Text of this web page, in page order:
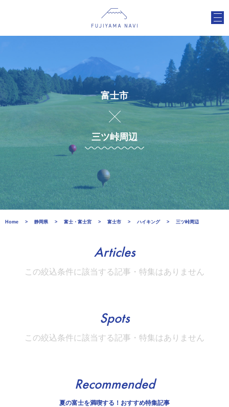
富士市
三ツ峠周辺
Home 静岡県 富士・富士宮 富士市 ハイキング 三ツ峠周辺
Articles
この絞込条件に該当する記事・特集はありません
Spots
この絞込条件に該当する記事・特集はありません
Recommended
夏の富士を満喫する！おすすめ特集記事